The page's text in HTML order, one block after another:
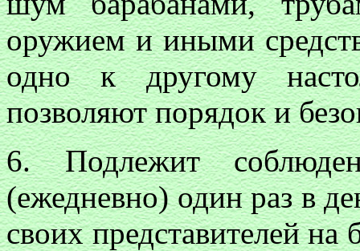
оружием и иными
одно к другому
позволяют порядок и
6. Подлежит
(ежедневно) один раз в
своих представителей на